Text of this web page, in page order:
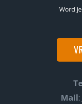
Word
Mail: